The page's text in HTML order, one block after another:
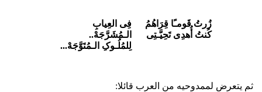
زُرتُ قَومـًا قِرَاهُمُ
کُنتُ أُهدِی تَحِیَّـتِی
فِی العِیابِ
الـمُشَرَّجَهْ..
لِلمُلُـوکِ الـمُتَوَّجَهْ...
ثم یتعرض لممدوحیه من العرب قائلا: